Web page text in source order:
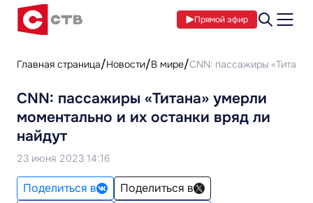
Прямой эфир
Главная страница Новости В мире CNN: пассажиры
CNN: пассажиры «Титана» умерли
моментально и их останки вряд ли
найдут
23 июня 2023 14:16
Поделиться в
Поделиться в